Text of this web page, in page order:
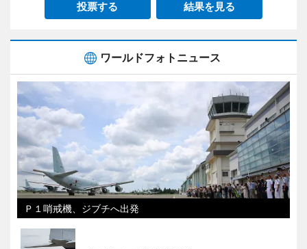
投票する 結果を見る
ワールドフォトニュース
Ｐ１哨戒機、ジブチへ出発